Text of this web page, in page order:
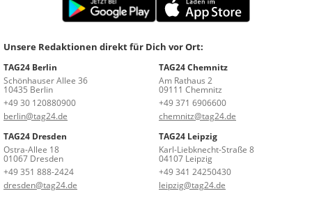
Unsere Redaktionen direkt für Dich vor Ort:
TAG24 Berlin
Schönhauser Allee 36
10435 Berlin
+49 30 120880900
berlin@tag24.de
TAG24 Chemnitz
Am Rathaus 2
09111 Chemnitz
+49 371 6906600
chemnitz@tag24.de
TAG24 Dresden
Ostra-Allee 18
01067 Dresden
+49 351 888-2424
dresden@tag24.de
TAG24 Leipzig
Karl-Liebknecht-Straße 8
04107 Leipzig
+49 341 24250430
leipzig@tag24.de